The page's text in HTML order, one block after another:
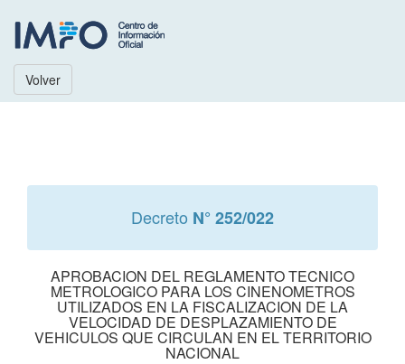
Volver
Decreto N° 252/022
APROBACION DEL REGLAMENTO TECNICO
METROLOGICO PARA LOS CINENOMETROS
UTILIZADOS EN LA FISCALIZACION DE LA
VELOCIDAD DE DESPLAZAMIENTO DE
VEHICULOS QUE CIRCULAN EN EL TERRITORIO
NACIONAL